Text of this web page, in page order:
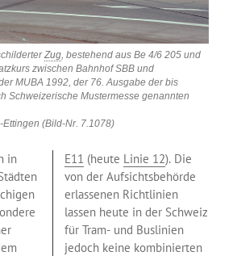
Zug , bestehend aus Be 4/6 205 und
zwischen Bahnhof SBB und
MUBA 1992, der 76. Ausgabe der bis
Schweizerische Mustermesse genannten
(Bild-Nr. 7.1078)
in
E11 (heute Linie 12). Die
von der Aufsichtsbehörde
erlassenen Richtlinien
lassen heute in der Schweiz
für Tram- und Buslinien
jedoch keine kombinierten